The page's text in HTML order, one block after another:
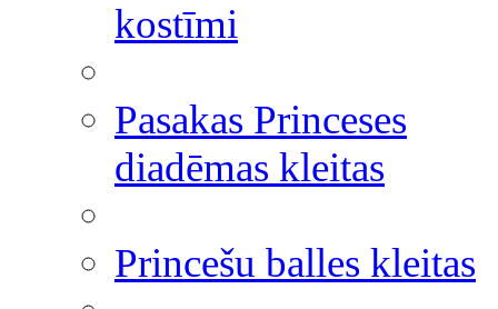
kostīmi
Pasakas Princeses
diadēmas kleitas
Princešu balles kleitas